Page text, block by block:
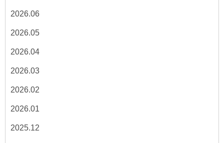
2026.06
2026.05
2026.04
2026.03
2026.02
2026.01
2025.12